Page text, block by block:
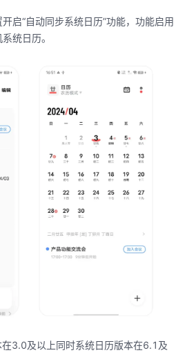
启“自动同步系统日历”功能，功能启用
统日历。
3.0及以上同时系统日历版本在6.1及